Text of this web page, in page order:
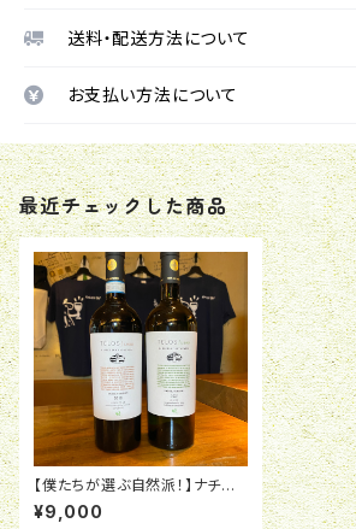
送料・配送方法について
お支払い方法について
最近チェックした商品
【僕たちが選ぶ自然派！】ナチュラ
ルワインTELOS赤白セット
¥9,000